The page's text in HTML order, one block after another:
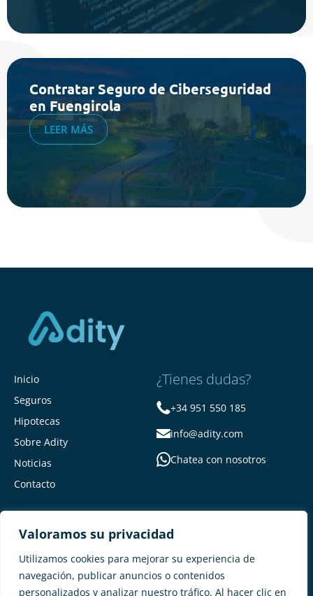
Valoramos su privacidad
Utilizamos cookies para mejorar su experiencia de
navegación, publicar anuncios o contenidos
personalizados y analizar nuestro tráfico. Al hacer clic en
Contratar Seguro de Ciberseguridad
en Fuengirola
LEER MÁS
Inicio
Seguros
Hipotecas
Sobre Adity
Noticias
Contacto
¿Tienes dudas?
+34 951 550 185
info@adity.com
Chatea con nosotros